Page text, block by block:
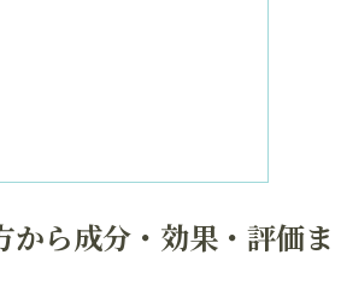
ら成分・効果・評価ま